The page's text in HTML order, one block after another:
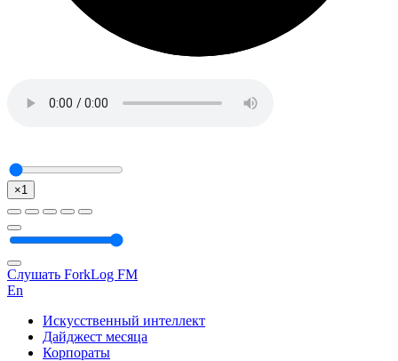
×1
Слушать ForkLog FM
En
Искусственный интеллект
Дайджест месяца
Корпораты